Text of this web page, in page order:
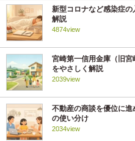
新型コロナなど感染症
解説
4874view
宮崎第一信用金庫（旧
をやさしく解説
2039view
不動産の商談を優位に
の使い分け
2034view